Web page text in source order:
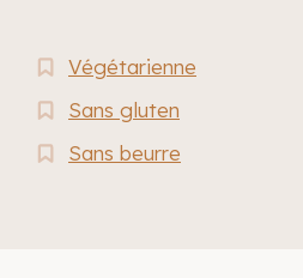
Végétarienne
Sans gluten
Sans beurre